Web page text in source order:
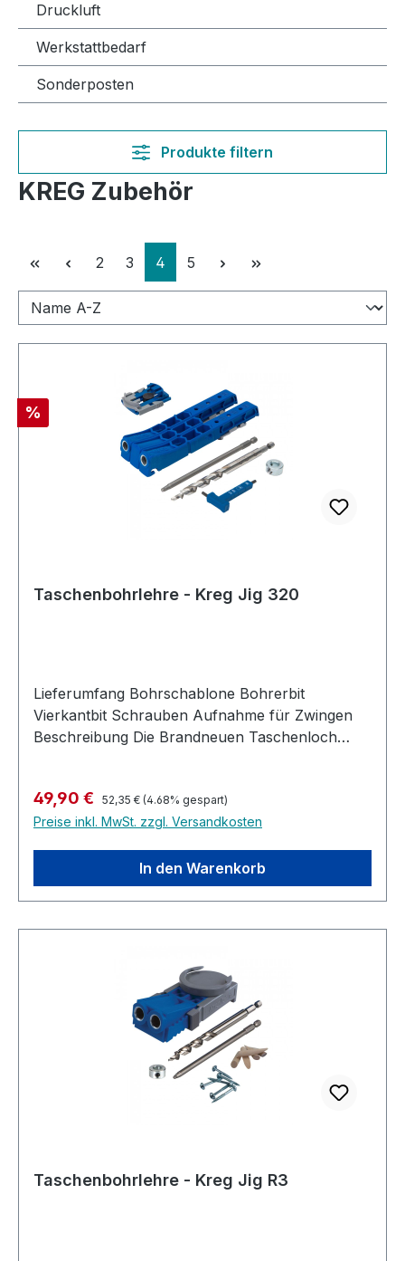
Druckluft
Werkstattbedarf
Sonderposten
Produkte filtern
KREG Zubehör
Seite
2 Seite
3 Seite
4 Seite
5
Rabatt
%
Taschenbohrlehre - Kreg Jig 320
Lieferumfang Bohrschablone Bohrerbit
Vierkantbit Schrauben Aufnahme für Zwingen
Beschreibung Die Brandneuen Taschenloch
machen, sie zu verwenden - egal, ob Sie Ihr
erstes Projekt realisieren oder schon sehr
erfahren sind. Mit zwei neuen Modellen und
einer Vielzahl von Zubehörteilen bietet die Kreg®
300-Serie die gewünschte Einfachheit,
Langlebigkeit, dass Sie von Kreg - der Nummer 1
Taschenlochvorrichtungen der Kreg® 300-Serie
können Holzprojekte mit Taschenloch
Bohrungen schnell und einfach umgesetzt
werden. Mit der Kreg-Taschenlochlehre können
Sie das Taschenloch in Weichholz, Hartholz und
anderen Verbundwerkstoffen mit einem
Anschließend können Sie die Werkstücke mit
einer Kreg-Taschenlochschraube
Verkaufspreis:
49,90 € Regulärer Preis:
52,35 € (4.68% gespart)
Preise inkl. MwSt. zzgl. Versandkosten
In den Warenkorb
Taschenbohrlehre - Kreg Jig R3